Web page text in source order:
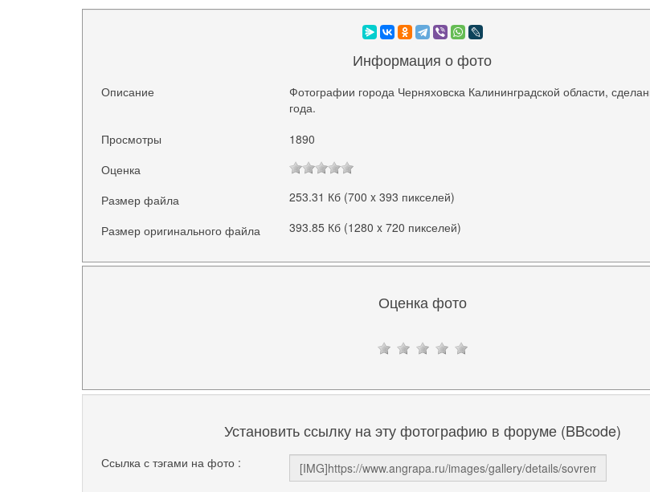
Информация о фото
Описание
Фотографии города Черняховска Калининградской области,
года.
Просмотры
1890
Оценка
Размер файла
253.31 Кб (700 x 393 пикселей)
Размер оригинального файла 393.85 Кб (1280 x 720 пикселей)
Оценка фото
Установить ссылку на эту фотографию в форуме (BBcode)
Ссылка с тэгами на фото :